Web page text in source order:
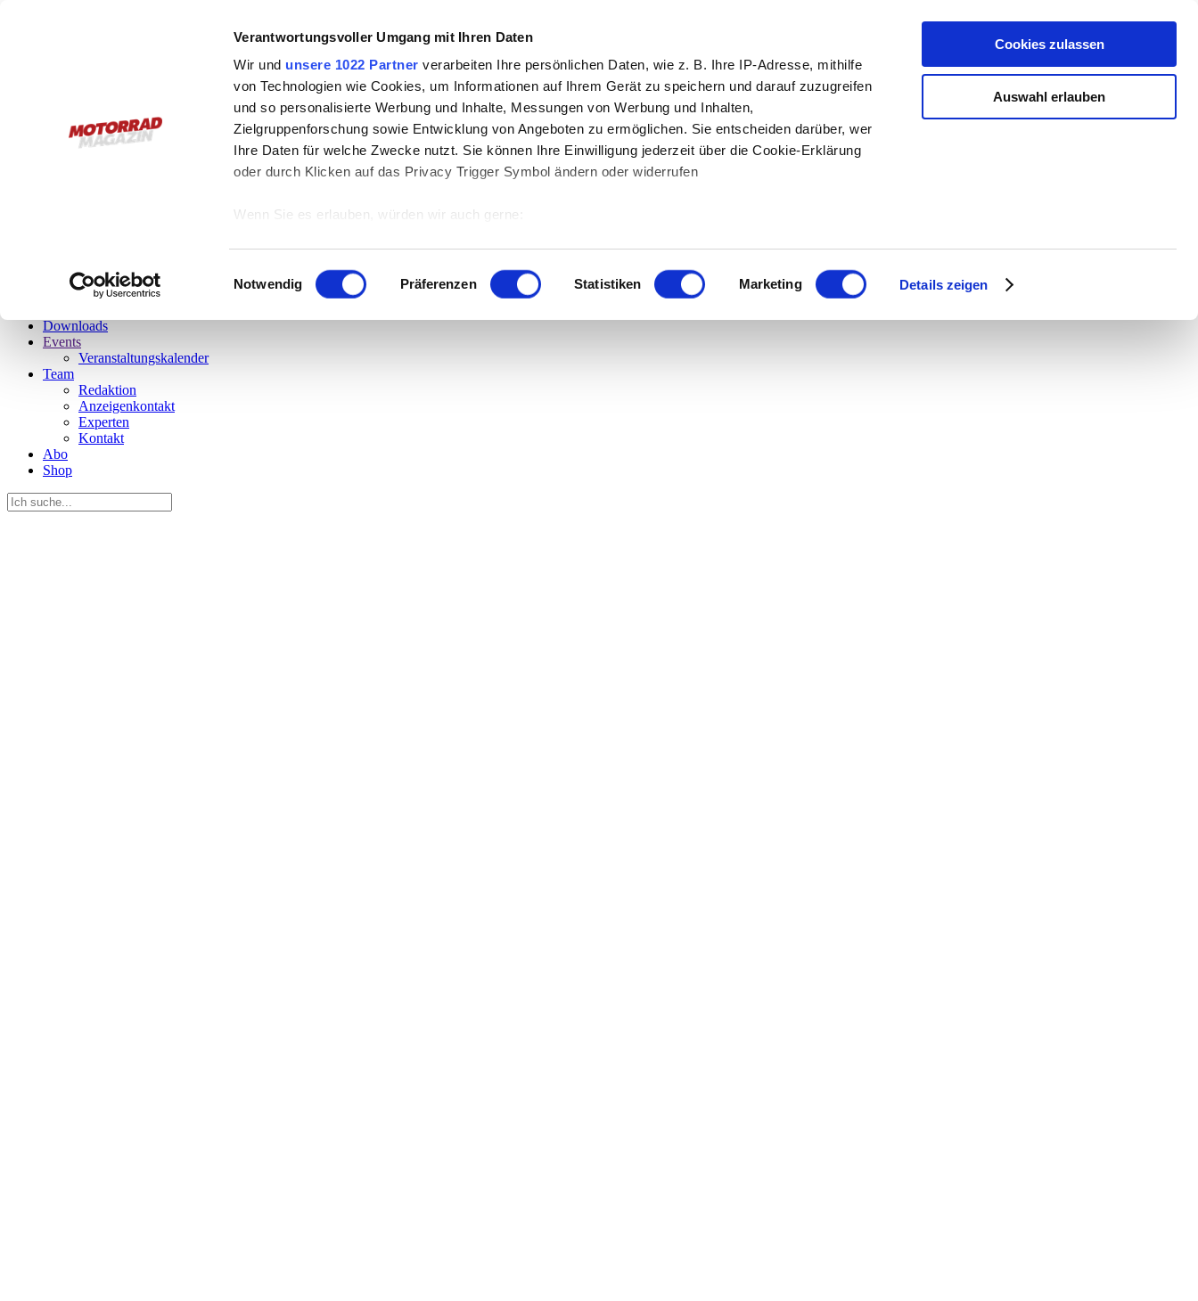
Verantwortungsvoller Umgang mit Ihren Daten
Wir und unsere 1022 Partner verarbeiten Ihre persönlichen Daten, wie z. B. Ihre IP-Adresse, mithilfe
von Technologien wie Cookies, um Informationen auf Ihrem Gerät zu speichern und darauf zuzugreifen
und so personalisierte Werbung und Inhalte, Messungen von Werbung und Inhalten,
Zielgruppenforschung sowie Entwicklung von Angeboten zu ermöglichen. Sie entscheiden darüber, wer
Ihre Daten für welche Zwecke nutzt. Sie können Ihre Einwilligung jederzeit über die Cookie-Erklärung
oder durch Klicken auf das Privacy Trigger Symbol ändern oder widerrufen
Wenn Sie es erlauben, würden wir auch gerne:
Ihr Gerät durch aktives Scannen nach bestimmten Merkmalen (Fingerprinting) identifizieren
Einwilligungsauswahl
Notwendig Präferenzen Statistiken Marketing Details zeigen
Cookies zulassen
Auswahl erlauben
Bitte, gerne!Einfach auf das Vorschaubild klicken und schon startet der Download.
Stories
Fotos
Downloads
Events
Veranstaltungskalender
Team
Redaktion
Anzeigenkontakt
Experten
Kontakt
Abo
Shop